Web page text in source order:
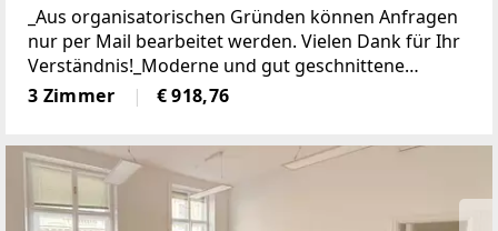
_Aus organisatorischen Gründen können Anfragen
nur per Mail bearbeitet werden. Vielen Dank für Ihr
Verständnis!_Moderne und gut geschnittene
Wohnung Nähe Schlosspark!Die 3-Zimmerwohnung
bietet eine Nutzfläche von ca. 66
3 Zimmer € 918,76